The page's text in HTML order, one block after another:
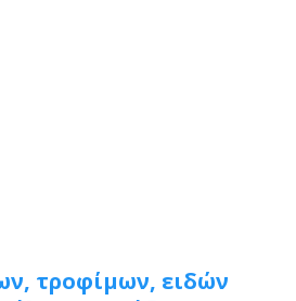
τροφίμων, ειδών